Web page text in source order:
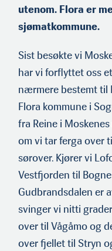
utenom. Flora er
sjømatkommune.
Sist besøkte vi
har vi forflyt­tet oss
nærmere bestemt til
Flora kommune i
fra Reine i
om vi tar ferga over
sørover. Kjører vi
Vestfjorden til
Gudbrandsdalen er
svinger vi nitti
over til Vågåmo og
over fjellet til Stryn